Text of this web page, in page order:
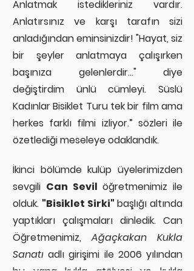
Anlatmak istedikleriniz vardır.
Anlatırsınız ve karşı tarafın sizi
anladığından eminsinizdir! "Hayat, siz
bir şeyler anlatmaya çalışırken
başınıza gelenlerdir..." diye
değiştirdim ünlü cümleyi. Süslü
Kadınlar Bisiklet Turu tek bir film ama
herkes farklı filmi izliyor.” sözleri ile
özetlediği meseleye odaklandık.
İkinci bölümde kulüp üyelerimizden
sevgili Can Sevil öğretmenimiz ile
olduk. "Bisiklet Sirki" başlığı altında
yaptıkları çalışmaları dinledik. Can
Öğretmenimiz,Ağaçkakan Kukla
Sanatı adlı girişimi ile 2006 yılından